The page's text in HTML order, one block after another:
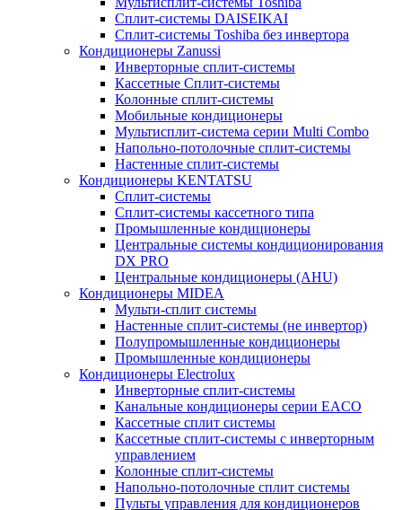
Сплит-системы DAISEIKAI
Сплит-системы Toshiba без инвертора
Кондиционеры Zanussi
Инверторные сплит-системы
Кассетные Сплит-системы
Колонные сплит-системы
Мобильные кондиционеры
Мультисплит-система серии Multi Combo
Напольно-потолочные сплит-системы
Настенные сплит-системы
Кондиционеры KENTATSU
Сплит-системы
Сплит-системы кассетного типа
Промышленные кондиционеры
Центральные системы кондиционирования
DX PRO
Центральные кондиционеры (AHU)
Кондиционеры MIDEA
Мульти-сплит системы
Настенные сплит-системы (не инвертор)
Полупромышленные кондиционеры
Промышленные кондиционеры
Кондиционеры Electrolux
Инверторные сплит-системы
Канальные кондиционеры серии EACO
Кассетные сплит системы
Кассетные сплит-системы с инверторным
управлением
Колонные сплит-системы
Напольно-потолочные сплит системы
Пульты управления для кондиционеров